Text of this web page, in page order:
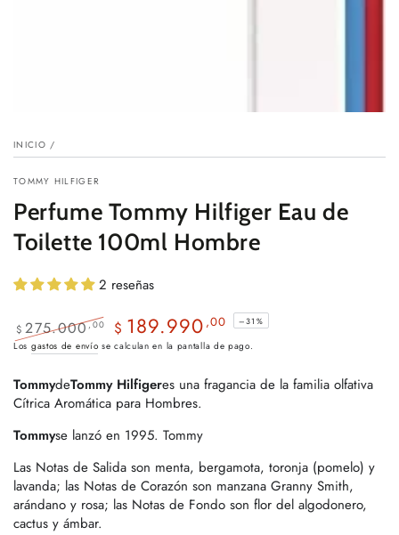
INICIO /
TOMMY HILFIGER
Perfume Tommy Hilfiger Eau de
Toilette 100ml Hombre
2 reseñas
Precio
$ 275.000,00
Precio
venta
$ 189.990 ,00 –31%
Los gastos de envío se calculan en la pantalla de pago.
TommydeTommy Hilfigeres una fragancia de la familia olfativa
Cítrica Aromática para Hombres.
Tommyse lanzó en 1995. Tommy
Las Notas de Salida son menta, bergamota, toronja (pomelo) y
lavanda; las Notas de Corazón son manzana Granny Smith,
arándano y rosa; las Notas de Fondo son flor del algodonero,
cactus y ámbar.